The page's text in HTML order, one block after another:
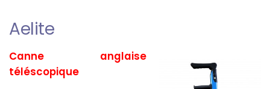
Aelite
Canne anglaise
téléscopique